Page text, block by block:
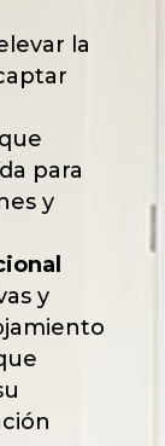
la
para
y
y